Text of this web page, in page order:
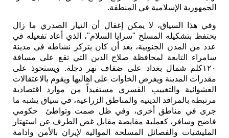
الجمهورية الإسلامية في المنطقة.
وفي هذا السياق، لا يمكن إغفال أن التيار الصدري ما زال
يحتفظ بتشكيله المسلح "سرايا السلام"، الذي أعاد تفعيله في
عدد من المدن الجنوبية، بعد أن كان يتركز نشاطه في مدينة
سامراء التابعة لمحافظة صلاح الدين التي تقع على مسافة
١٢٠كلم شمال بغداد على ضفاف نهر دجلة. ويستحوذ على
مقدرات المدينة ويفرض الخاوات على اهاليها ويقوم بالاعتقالات
العشوائية والتغييب القسري مستفيداً من موارد اقتصادية
مرتبطة بالمراقد الدينية والمناطق الزراعية، في سياق يشبه ما
جرى في مناطق أخرى، وفي ظل صمت وتواطئ حكومي
فاضح وسافر، كعملية مقايضة مقابل غض الطرف عن استهتار
المليشيات والفصائل المسلحة الموالية لإيران بالأمن وادامة